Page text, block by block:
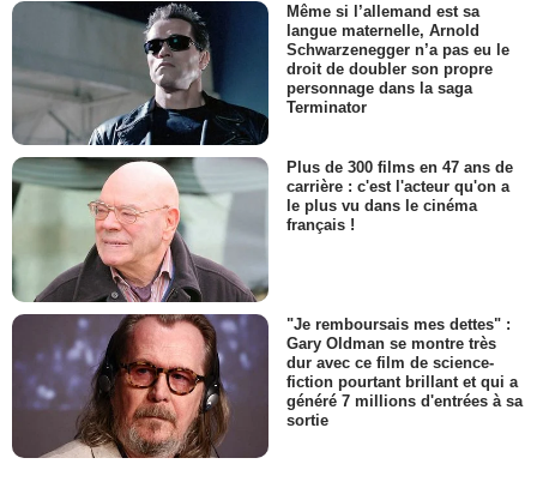
Même si l’allemand est sa
langue maternelle, Arnold
Schwarzenegger n’a pas eu le
droit de doubler son propre
personnage dans la saga
Terminator
Plus de 300 films en 47 ans de
carrière : c'est l'acteur qu'on a
le plus vu dans le cinéma
français !
"Je remboursais mes dettes" :
Gary Oldman se montre très
dur avec ce film de science-
fiction pourtant brillant et qui a
généré 7 millions d'entrées à sa
sortie